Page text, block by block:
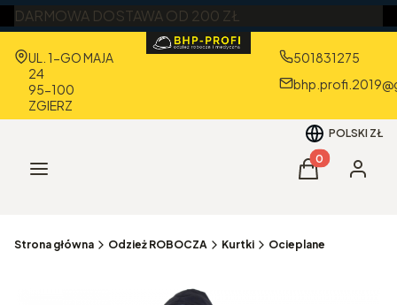
DARMOWA DOSTAWA OD 200 ZŁ
Adres:
UL. 1-GO MAJA
24
95-100
ZGIERZ
501831275
POLSKI ZŁ
Menu Produkty w
Koszyk
Strona główna Odzież ROBOCZA Kurtki Ocieplane